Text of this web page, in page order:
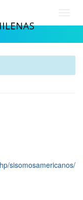
sisomosamericanos/